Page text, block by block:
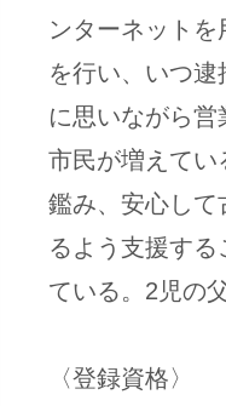
ンターネット
を行い、いつ
に思いながら営
市民が増えてい
鑑み、安心して
るよう支援す
ている。2児の父
〈登録資格〉